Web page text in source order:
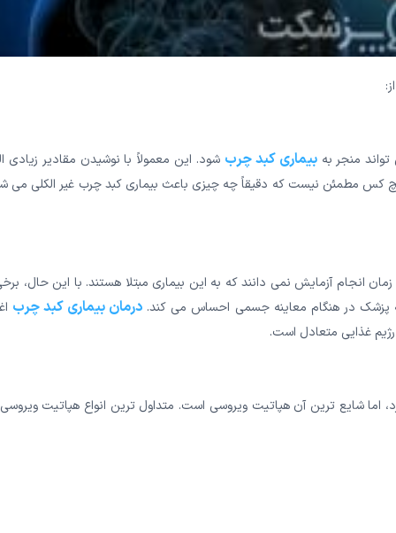
منجر بهبیماری کبد چرب شود. این معمولاً با نوشیدن مقادیر زیادی
کس مطمئن نیست که دقیقاً چه چیزی باعث بیماری کبد چرب غیر الکلی می
انجام آزمایش نمی دانند که به این بیماری مبتلا هستند. با این حال،
پزشک در هنگام معاینه جسمی احساس می کند. درمان بیماری کبد چرب
غذایی متعادل است.
اما شایع ترین آن هپاتیت ویروسی است. متداول ترین انواع هپاتیت